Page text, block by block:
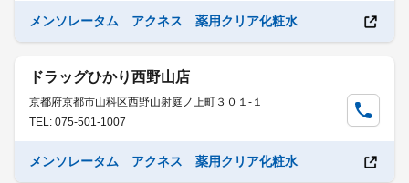
メンソレータム アクネス 薬用クリア化粧水
ドラッグひかり西野山店
京都府京都市山科区西野山射庭ノ上町３０１-１
TEL: 075-501-1007
メンソレータム アクネス 薬用クリア化粧水